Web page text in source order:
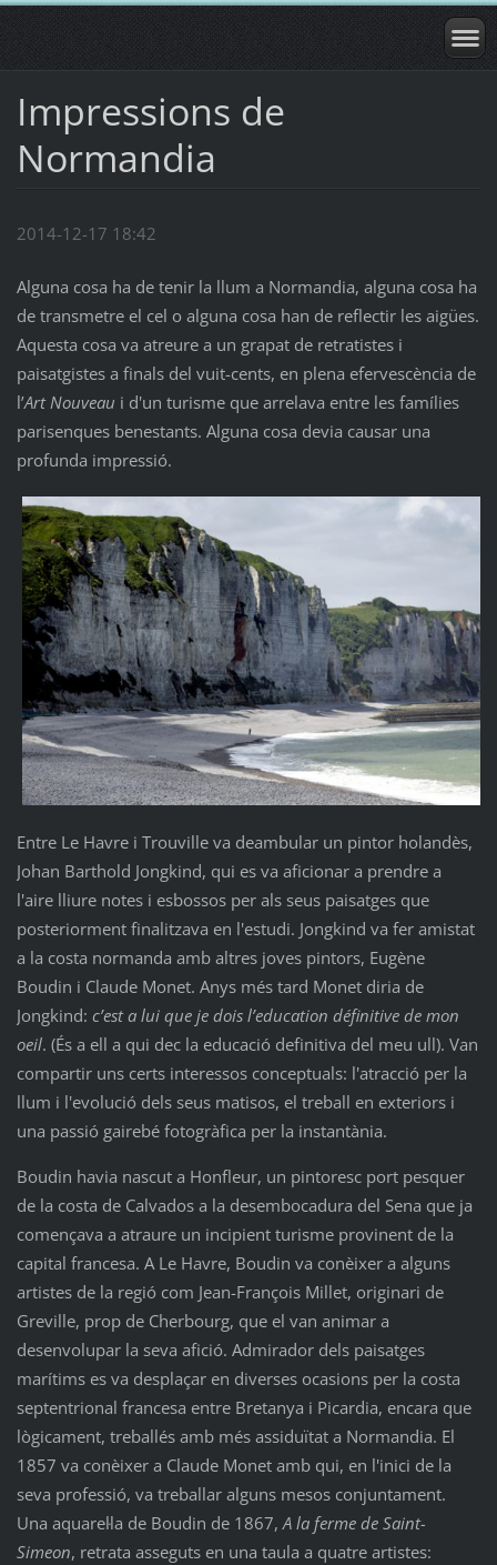
Impressions de
Normandia
2014-12-17 18:42
Alguna cosa ha de tenir la llum a Normandia, alguna cosa ha
de transmetre el cel o alguna cosa han de reflectir les aigües.
Aquesta cosa va atreure a un grapat de retratistes i
paisatgistes a finals del vuit-cents, en plena efervescència de
l’Art Nouveau i d'un turisme que arrelava entre les famílies
parisenques benestants. Alguna cosa devia causar una
profunda impressió.
Entre Le Havre i Trouville va deambular un pintor holandès,
Johan Barthold Jongkind, qui es va aficionar a prendre a
l'aire lliure notes i esbossos per als seus paisatges que
posteriorment finalitzava en l'estudi. Jongkind va fer amistat
a la costa normanda amb altres joves pintors, Eugène
Boudin i Claude Monet. Anys més tard Monet diria de
Jongkind: c’est a lui que je dois l’education définitive de mon
oeil. (És a ell a qui dec la educació definitiva del meu ull). Van
compartir uns certs interessos conceptuals: l'atracció per la
llum i l'evolució dels seus matisos, el treball en exteriors i
una passió gairebé fotogràfica per la instantània.
Boudin havia nascut a Honfleur, un pintoresc port pesquer
de la costa de Calvados a la desembocadura del Sena que ja
començava a atraure un incipient turisme provinent de la
capital francesa. A Le Havre, Boudin va conèixer a alguns
artistes de la regió com Jean-François Millet, originari de
Greville, prop de Cherbourg, que el van animar a
desenvolupar la seva afició. Admirador dels paisatges
marítims es va desplaçar en diverses ocasions per la costa
septentrional francesa entre Bretanya i Picardia, encara que
lògicament, treballés amb més assiduïtat a Normandia. El
1857 va conèixer a Claude Monet amb qui, en l'inici de la
seva professió, va treballar alguns mesos conjuntament.
Una aquarel·la de Boudin de 1867,A la ferme de Saint-
Simeon, retrata asseguts en una taula a quatre artistes: